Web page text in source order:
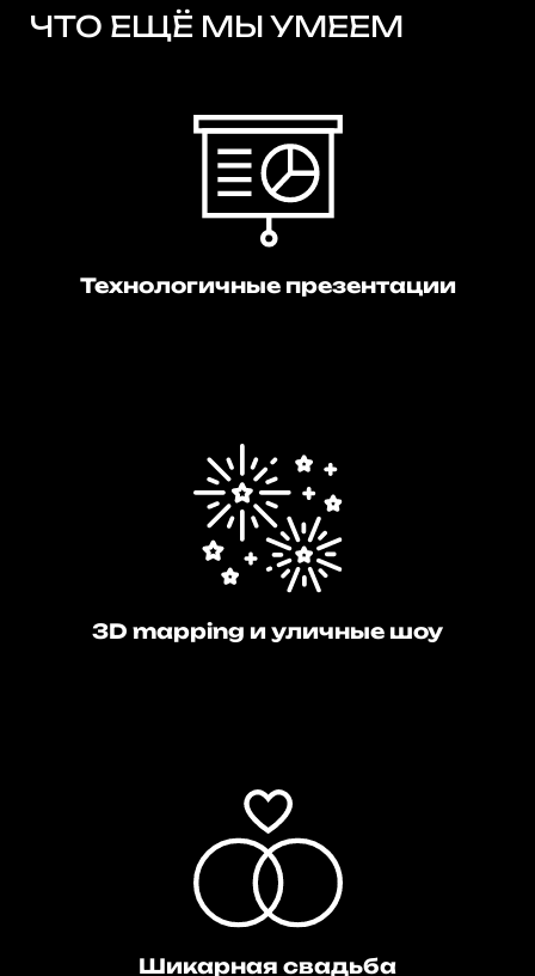
ЧТО ЕЩЁ МЫ УМЕЕМ
Технологичные презентации
3D mapping и уличные шоу
Шикарная свадьба